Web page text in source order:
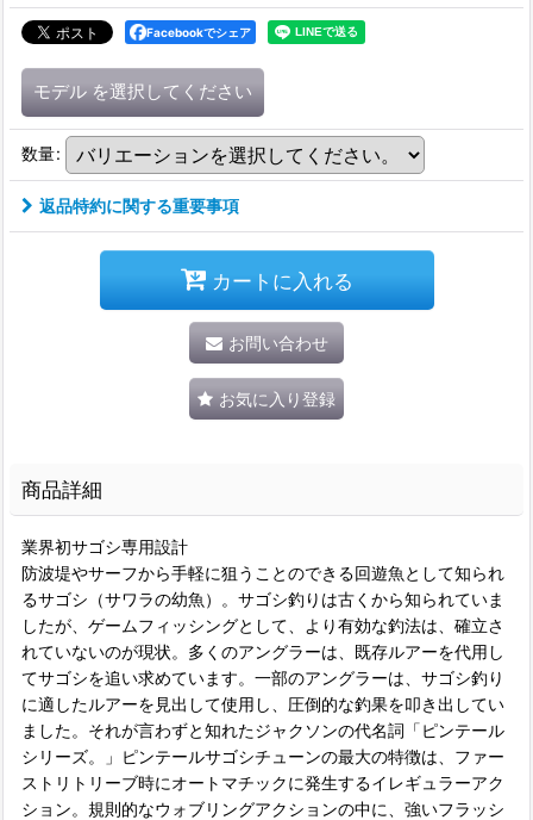
Facebookでシェア
モデル を選択してください
数量:
返品特約に関する重要事項
カートに入れる
お問い合わせ
お気に入り登録
商品詳細
業界初サゴシ専用設計
防波堤やサーフから手軽に狙うことのできる回遊魚として知られ
るサゴシ（サワラの幼魚）。サゴシ釣りは古くから知られていま
したが、ゲームフィッシングとして、より有効な釣法は、確立さ
れていないのが現状。多くのアングラーは、既存ルアーを代用し
てサゴシを追い求めています。一部のアングラーは、サゴシ釣り
に適したルアーを見出して使用し、圧倒的な釣果を叩き出してい
ました。それが言わずと知れたジャクソンの代名詞「ピンテール
シリーズ。」ピンテールサゴシチューンの最大の特徴は、ファー
ストリトリーブ時にオートマチックに発生するイレギュラーアク
ション。規則的なウォブリングアクションの中に、強いフラッシ